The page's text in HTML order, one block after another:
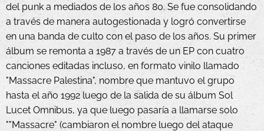
del punk a mediados de los años 80. Se fue consolidando
a través de manera autogestionada y logró convertirse
en una banda de culto con el paso de los años. Su primer
álbum se remonta a 1987 a través de un EP con cuatro
canciones editadas incluso, en formato vinilo llamado
"Massacre Palestina", nombre que mantuvo el grupo
hasta el año 1992 luego de la salida de su álbum Sol
Lucet Omnibus, ya que luego pasaría a llamarse solo
""Massacre" (cambiaron el nombre luego del ataque